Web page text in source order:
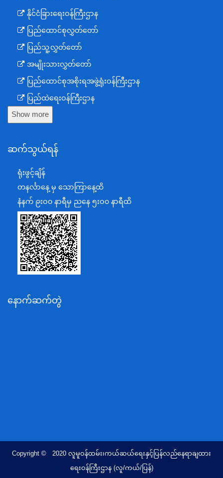
နိုင်ငံခြားရေးဝန်ကြီးဌာန
ပြည်ထောင်စုလွှတ်တော်
ပြည်သူ့လွှတ်တော်
အမျိုးသားလွှတ်တော်
ပြည်ထောင်စုအစိုးရအဖွဲ့ရုံးဝန်ကြီးဌာန
ပြည်ထဲရေးဝန်ကြီးဌာန
ကာကွယ်ရေးဝန်ကြီးဌာန
စီမံကိန်း၊ဘဏ္ဍာရေးနှင့်စက်မှုဝန်ကြီးဌာန
အပြည်ပြည်ဆိုင်ရာပူးပေါင်းဆောင်ရွက်ရေးဝန်ကြီးဌာန
ပြန်ကြားရေးဝန်ကြီးဌာန
သာသနာရေးနှင့် ယဉ်ကျေးမှုဝန်ကြီးဌာန
စိုက်ပျိုးရေး၊မွေးမြူရေးနှင့်ဆည်မြောင်းဝန်ကြီးဌာန
ပို့ဆောင်ရေးနှင့်ဆက်သွယ်ရေးဝန်ကြီးဌာန
သယံဇာတနှင့်ပတ်ဝန်းကျင်ထိန်းသိမ်းရေးဝန်ကြီးဌာန
အလုပ်သမား၊လူဝင်မှုကြီးကြပ်ရေးနှင့်ပြည်သူ့အင်အား
တိုင်းရင်းသားလူမျိုးရေးရာဝန်ကြီးဌာန
ပြည်ထောင်စုရာထူးဝန်အဖွဲ့ရုံး
Show more
ဆက်သွယ်ရန်
ရုံးဖွင့်ချိန်
တနင်္လာနေ့ မှ သောကြာနေ့ထိ
နံနက် ၉းဝ၀ နာရီမှ ညနေ ၅းဝ၀ နာရီထိ
နောက်ဆက်တွဲ
Copyright © 2020 လူမူဝန်ထမ်း၊ကယ်ဆယ်ရေးနှင့်ပြန်လည်နေရာချထား
ရေးဝန်ကြီးဌာန (လူ/ကယ်/ပြန်)